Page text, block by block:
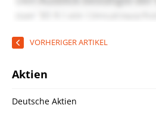
VORHERIGER ARTIKEL
Aktien
Deutsche Aktien